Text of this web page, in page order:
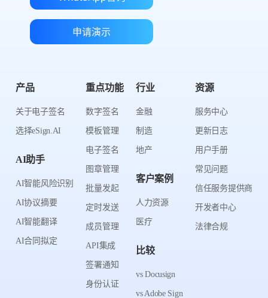
申请演示
产品
关于电子签名
选择eSign.AI
AI助手
AI智能风险识别
AI协议摘要
AI智能翻译
AI合同拟定
重点功能
数字签名
模板管理
电子签名
图章管理
批量发起
定时发送
成员管理
API集成
签署通知
身份认证
行业
金融
制造
地产
客户案例
人力资源
医疗
比较
vs Docusign
vs Adobe Sign
资源
服务中心
更新日志
用户手册
常见问题
信任服务提供商
开发者中心
法律合规